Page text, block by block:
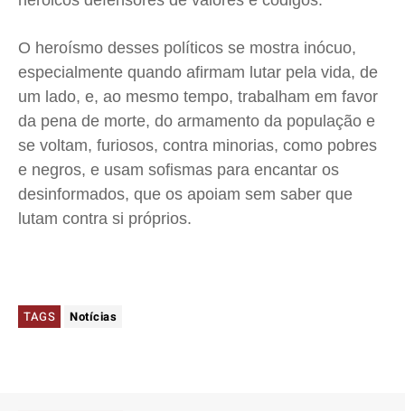
O heroísmo desses políticos se mostra inócuo,
especialmente quando afirmam lutar pela vida, de
um lado, e, ao mesmo tempo, trabalham em favor
da pena de morte, do armamento da população e
se voltam, furiosos, contra minorias, como pobres
e negros, e usam sofismas para encantar os
desinformados, que os apoiam sem saber que
lutam contra si próprios.
TAGS Notícias